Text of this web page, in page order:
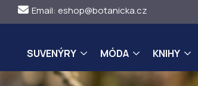
Email: eshop@botanicka.cz
SUVENÝRY MÓDA KNIHY